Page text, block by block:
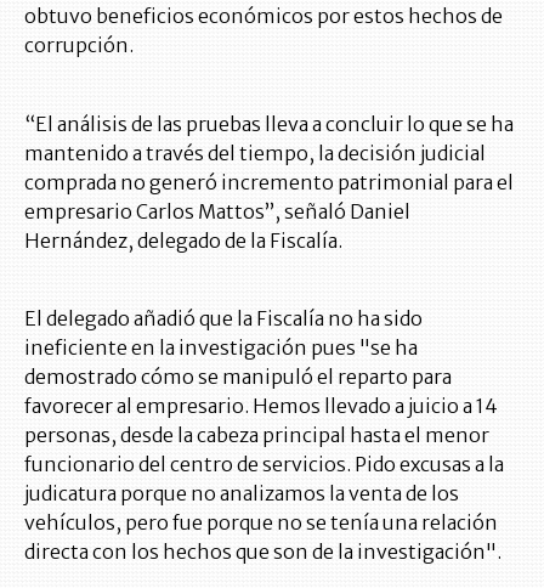
obtuvo beneficios económicos por estos hechos de
corrupción.
“El análisis de las pruebas lleva a concluir lo que se ha
mantenido a través del tiempo, la decisión judicial
comprada no generó incremento patrimonial para el
empresario Carlos Mattos”, señaló Daniel
Hernández, delegado de la Fiscalía.
El delegado añadió que la Fiscalía no ha sido
ineficiente en la investigación pues "se ha
demostrado cómo se manipuló el reparto para
favorecer al empresario. Hemos llevado a juicio a 14
personas, desde la cabeza principal hasta el menor
funcionario del centro de servicios. Pido excusas a la
judicatura porque no analizamos la venta de los
vehículos, pero fue porque no se tenía una relación
directa con los hechos que son de la investigación".